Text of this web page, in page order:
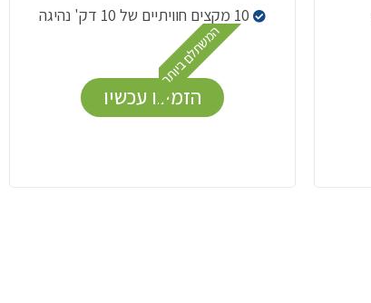
10 מקצים חוויתיים של 10 דק' נהיגה
המשתלם ביותר
הזמינו עכשיו